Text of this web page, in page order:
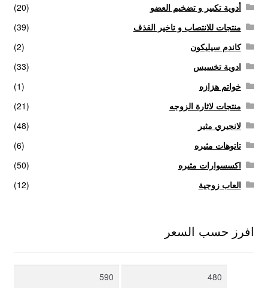
أدوية تكبير و تضخيم العضو
(20)
منتجات للانتصاب و تاخير القذف
(39)
كاندم سيليكون
(2)
ادوية تخسيس
(33)
خواتم هزازه
(1)
منتجات لاثارة الزوجه
(21)
لانجيري مثير
(48)
تاتوهات مثيره
(6)
اكسسوارات مثيره
(50)
العاب زوجية
(12)
افرز حسب السعر
أدنى
أعلى